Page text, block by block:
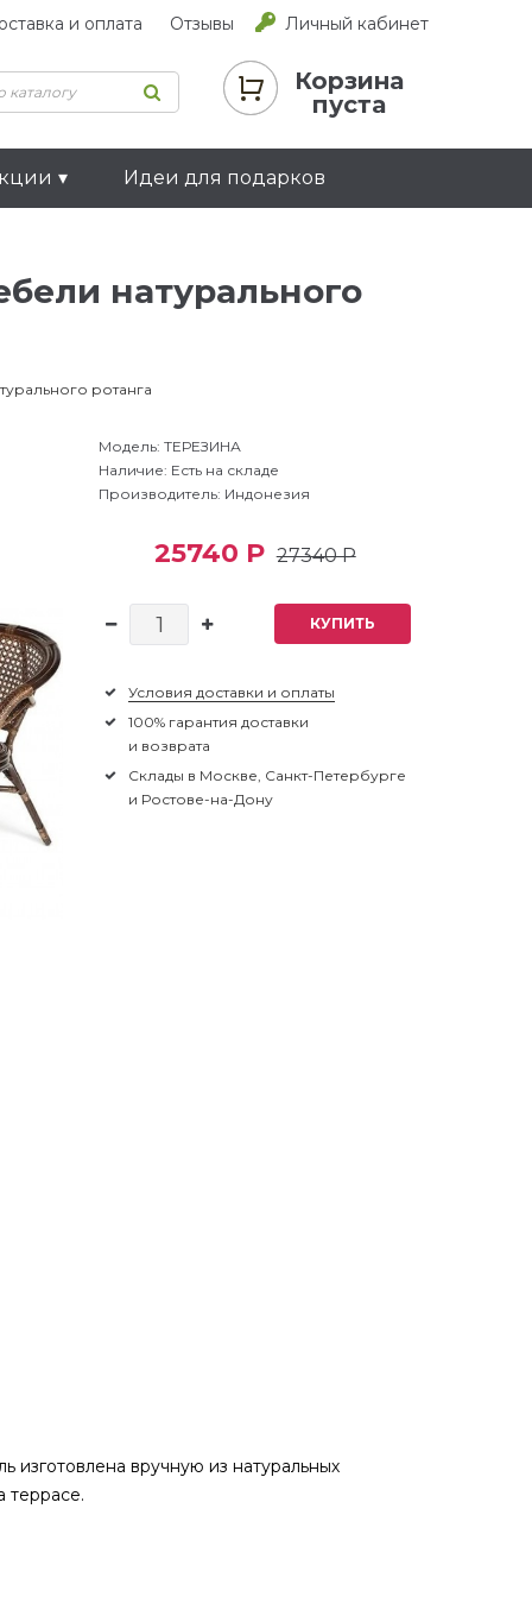
и оплата Отзывы Личный кабинет
Корзина
пуста
Идеи для подарков
натурального
ротанга
Модель:ТЕРЕЗИНА
Наличие: Есть на складе
Производитель: Индонезия
25740 Р 27340 Р
КУПИТЬ
Условия доставки и оплаты
100% гарантия доставки
и возврата
Склады в Москве, Санкт-Петербурге
и Ростове-на-Дону
вручную из натуральных
террасе.